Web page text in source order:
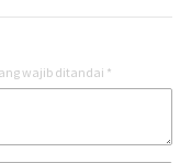
wajib ditandai *